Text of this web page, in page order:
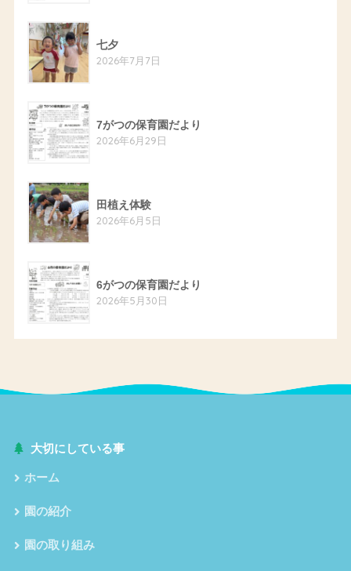
七夕
2026年7月7日
7がつの保育園だより
2026年6月29日
田植え体験
2026年6月5日
6がつの保育園だより
2026年5月30日
大切にしている事
ホーム
園の紹介
園の取り組み